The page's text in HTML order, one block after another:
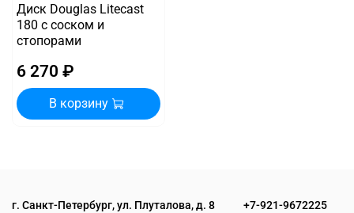
Диск Douglas Litecast
180 с соском и
стопорами
6 270 ₽
В корзину
г. Санкт-Петербург, ул. Плуталова, д. 8 +7-921-9672225